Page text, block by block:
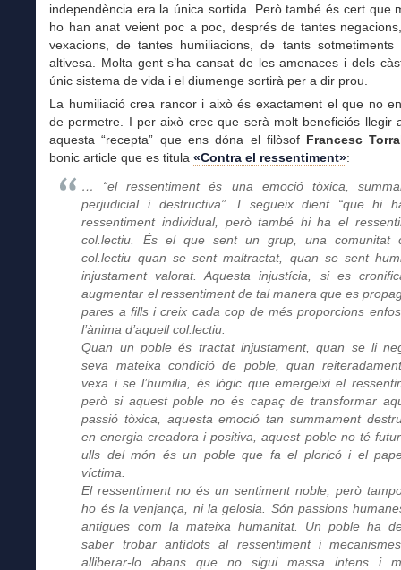
independència era la única sortida. Però també és cert que
ho han anat veient poc a poc, després de tantes
vexacions, de tantes humiliacions, de tants
altivesa. Molta gent s’ha cansat de les amenaces i dels
únic sistema de vida i el diumenge sortirà per a dir prou.
La humiliació crea rancor i això és exactament el que no
de permetre. I per això crec que serà molt beneficiós llegir
aquesta “recepta” que ens dóna el filòsof Francesc
bonic article que es titula «Contra el ressentiment»:
… “el ressentiment és una emoció tòxica,
perjudicial i destructiva”. I segueix dient “que hi
ressentiment individual, però també hi ha el
col.lectiu. És el que sent un grup, una comunitat
col.lectiu quan se sent maltractat, quan se sent
injustament valorat. Aquesta injustícia, si es
augmentar el ressentiment de tal manera que es
pares a fills i creix cada cop de més proporcions
l’ànima d’aquell col.lectiu.
Quan un poble és tractat injustament, quan se li
seva mateixa condició de poble, quan
vexa i se l’humilia, és lògic que emergeixi el
però si aquest poble no és capaç de transformar
passió tòxica, aquesta emoció tan summament
en energia creadora i positiva, aquest poble no té
ulls del món és un poble que fa el ploricó i el
víctima.
El ressentiment no és un sentiment noble, però
ho és la venjança, ni la gelosia. Són passions
antigues com la mateixa humanitat. Un poble ha
saber trobar antídots al ressentiment i
alliberar-lo abans que no sigui massa intens i